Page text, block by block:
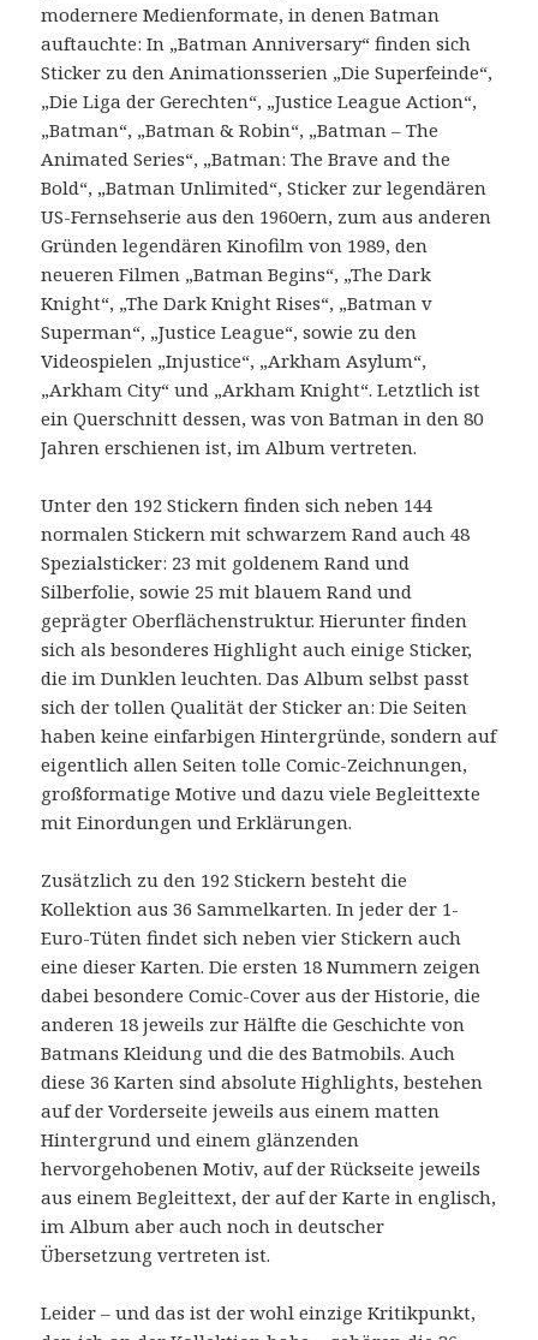
modernere Medienformate, in denen Batman
auftauchte: In „Batman Anniversary“ finden sich
Sticker zu den Animationsserien „Die Superfeinde“,
„Die Liga der Gerechten“, „Justice League Action“,
„Batman“, „Batman & Robin“, „Batman – The
Animated Series“, „Batman: The Brave and the
Bold“, „Batman Unlimited“, Sticker zur legendären
US-Fernsehserie aus den 1960ern, zum aus anderen
Gründen legendären Kinofilm von 1989, den
neueren Filmen „Batman Begins“, „The Dark
Knight“, „The Dark Knight Rises“, „Batman v
Superman“, „Justice League“, sowie zu den
Videospielen „Injustice“, „Arkham Asylum“,
„Arkham City“ und „Arkham Knight“. Letztlich ist
ein Querschnitt dessen, was von Batman in den 80
Jahren erschienen ist, im Album vertreten.
Unter den 192 Stickern finden sich neben 144
normalen Stickern mit schwarzem Rand auch 48
Spezialsticker: 23 mit goldenem Rand und
Silberfolie, sowie 25 mit blauem Rand und
geprägter Oberflächenstruktur. Hierunter finden
sich als besonderes Highlight auch einige Sticker,
die im Dunklen leuchten. Das Album selbst passt
sich der tollen Qualität der Sticker an: Die Seiten
haben keine einfarbigen Hintergründe, sondern auf
eigentlich allen Seiten tolle Comic-Zeichnungen,
großformatige Motive und dazu viele Begleittexte
mit Einordungen und Erklärungen.
Zusätzlich zu den 192 Stickern besteht die
Kollektion aus 36 Sammelkarten. In jeder der 1-
Euro-Tüten findet sich neben vier Stickern auch
eine dieser Karten. Die ersten 18 Nummern zeigen
dabei besondere Comic-Cover aus der Historie, die
anderen 18 jeweils zur Hälfte die Geschichte von
Batmans Kleidung und die des Batmobils. Auch
diese 36 Karten sind absolute Highlights, bestehen
auf der Vorderseite jeweils aus einem matten
Hintergrund und einem glänzenden
hervorgehobenen Motiv, auf der Rückseite jeweils
aus einem Begleittext, der auf der Karte in englisch,
im Album aber auch noch in deutscher
Übersetzung vertreten ist.
Leider – und das ist der wohl einzige Kritikpunkt,